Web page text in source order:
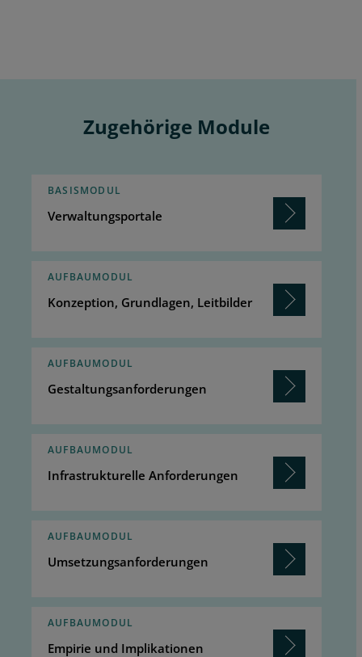
Zugehörige Module
BASISMODUL
Verwaltungsportale
AUFBAUMODUL
Konzeption, Grundlagen, Leitbilder
AUFBAUMODUL
Gestaltungsanforderungen
AUFBAUMODUL
Infrastrukturelle Anforderungen
AUFBAUMODUL
Umsetzungsanforderungen
AUFBAUMODUL
Empirie und Implikationen